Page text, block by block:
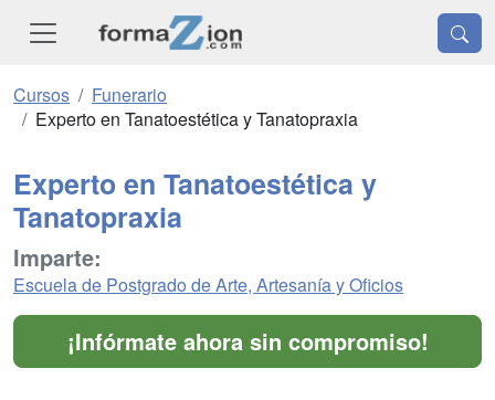
Cursos
Funerario
Experto en Tanatoestética y Tanatopraxia
Experto en Tanatoestética y
Tanatopraxia
Imparte:
Escuela de Postgrado de Arte, Artesanía y Oficios
¡Infórmate ahora sin compromiso!